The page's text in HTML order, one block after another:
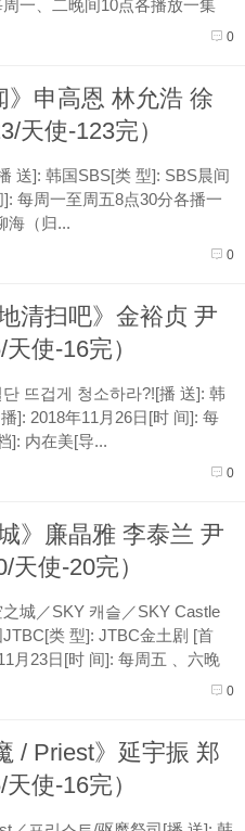
周一、二晚间10点各播放一集
娘星[导 演]: 朴秀真（当...
0
申高恩 林允浩 徐
天使-123完）
送]: 韩国SBS[类 型]: SBS晨间
每周一至周五8点30分各播一
海（归...
0
清扫吧》金裕贞 尹
使-16完）
뜨겁게 청소하라?![播 送]: 韩
]: 2018年11月26日[时 间]: 每
]: 内在美[导...
0
》廉晶雅 李泰兰 尹
使-20完）
城／SKY 캐슬／SKY Castle
类 型]: JTBC金土剧 [首
月23日[时 间]: 每周五 、六晚
一集[接 档]: 第三种魅力[导
0
/ Priest》延宇振 郑
使-16完）